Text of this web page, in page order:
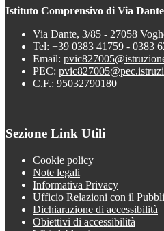
Istituto Comprensivo di Via Dante
Via Dante, 3/85 - 27058
Tel: +39 0383 41759 - 0383
Email:
PEC:
C.F.: 95032790180
Sezione Link Utili
Cookie policy
Note legali
Informativa Privacy
Ufficio Relazioni con il
Dichiarazione di accessibilità
Obiettivi di accessibilità